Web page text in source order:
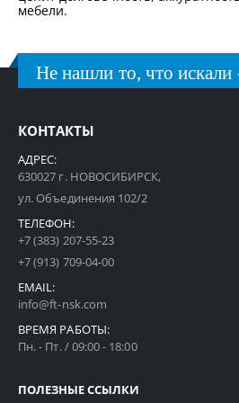
мебели.
Не нашли то, что искали
КОНТАКТЫ
АДРЕС:
630027 г. НОВОСИБИРСК,
ул. Объединения 102/2
ТЕЛЕФОН:
+7 (383) 207-55-23
+7 (913) 709-04-00
EMAIL:
info@ft-nsk.com
ВРЕМЯ РАБОТЫ:
Пн. - Пт. / 09:00 - 18:00
ПОЛЕЗНЫЕ ССЫЛКИ